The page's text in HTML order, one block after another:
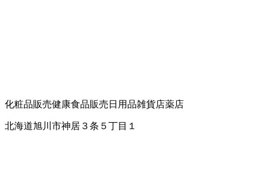
化粧品販売健康食品販売 日用品雑貨店薬店
北海道旭川市神居３条５丁目１